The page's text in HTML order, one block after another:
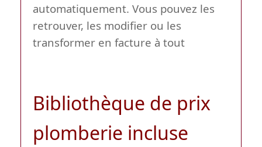
automatiquement. Vous pouvez les
retrouver, les modifier ou les
transformer en facture à tout
Bibliothèque de prix
plomberie incluse